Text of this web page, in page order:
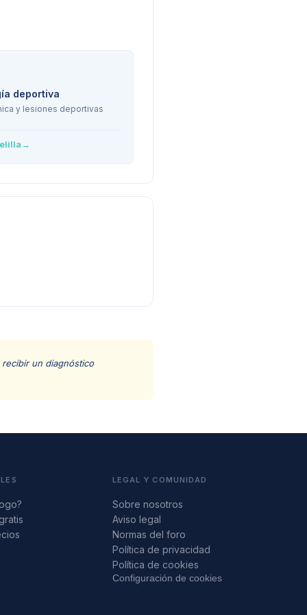
deportiva
y lesiones deportivas
→
un diagnóstico
LEGAL Y COMUNIDAD
Sobre nosotros
Aviso legal
Normas del foro
Política de privacidad
Política de cookies
Configuración de cookies